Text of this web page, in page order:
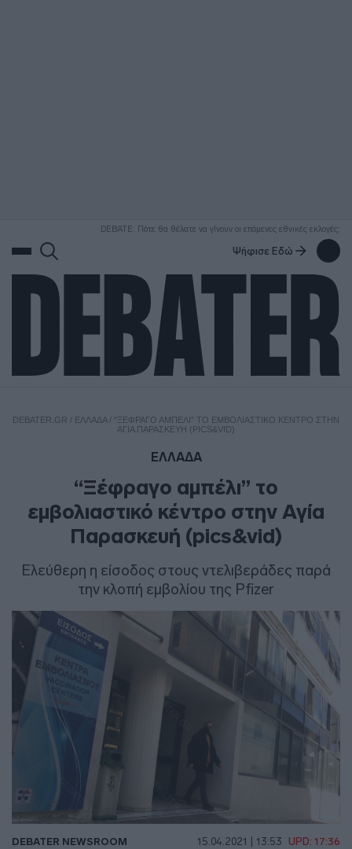
DEBATE: Πότε θα θέλατε να γίνουν οι επόμενες εθνικές εκλογές;
Ψήφισε Εδώ
DEBATER.GR / ΕΛΛΑΔΑ/ “ΞΈΦΡΑΓΟ ΑΜΠΈΛΙ” ΤΟ ΕΜΒΟΛΙΑΣΤΙΚΌ ΚΈΝΤΡΟ ΣΤΗΝ
ΑΓΊΑ ΠΑΡΑΣΚΕΥΉ (PICS&VID)
ΕΛΛΑΔΑ
“Ξέφραγο αμπέλι” το
εμβολιαστικό κέντρο στην Αγία
Παρασκευή (pics&vid)
Ελεύθερη η είσοδος στους ντελιβεράδες παρά
την κλοπή εμβολίου της Pfizer
DEBATER NEWSROOM 15.04.2021 | 13:53 UPD: 17:36